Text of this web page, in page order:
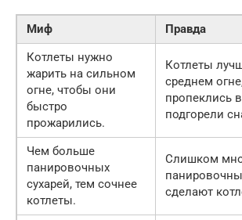
Миф
Правда
Котлеты нужно
жарить на сильном
огне, чтобы они
быстро
прожарились.
Котлеты
среднем
пропеклись
подгорели
Чем больше
панировочных
сухарей, тем сочнее
котлеты.
Слишком
сделают